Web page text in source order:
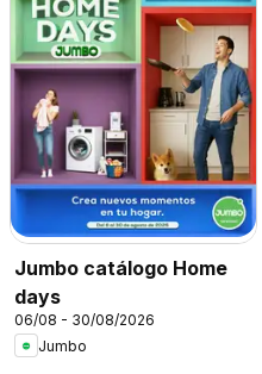
Jumbo catálogo Home
days
06/08 - 30/08/2026
Jumbo